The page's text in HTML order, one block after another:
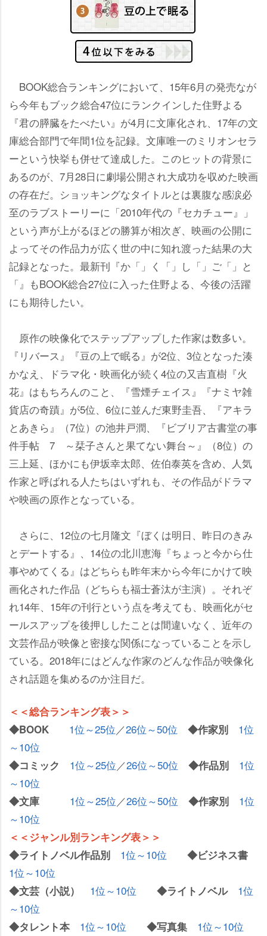
BOOK総合ランキングにおいて、15年6月の発売なが
ら今年もブック総合47位にランクインした住野よる
『君の膵臓をたべたい』が4月に文庫化され、17年の文
庫総合部門で年間1位を記録。文庫唯一のミリオンセラ
ーという快挙も併せて達成した。このヒットの背景に
あるのが、7月28日に劇場公開され大成功を収めた映画
の存在だ。ショッキングなタイトルとは裏腹な感涙必
至のラブストーリーに「2010年代の『セカチュー』」
という声が上がるほどの勝算が相次ぎ、映画の公開に
よってその作品力が広く世の中に知れ渡った結果の大
記録となった。最新刊『か「」く「」し「」ご「」と
「』もBOOK総合27位に入った住野よる、今後の活躍
にも期待したい。
原作の映像化でステップアップした作家は数多い。
『リバース』『豆の上で眠る』が2位、3位となった湊
かなえ、ドラマ化・映画化が続く4位の又吉直樹『火
花』はもちろんのこと、『雪煙チェイス』『ナミヤ雑
貨店の奇蹟』が5位、6位に並んだ東野圭吾、『アキラ
とあきら』（7位）の池井戸潤、『ビブリア古書堂の事
件手帖 7 ～栞子さんと果てない舞台～』（8位）の
三上延、ほかにも伊坂幸太郎、佐伯泰英を含め、人気
作家と呼ばれる人たちはいずれも、その作品がドラマ
映画の原作となっている。
さらに、12位の七月隆文『ぼくは明日、昨日のきみ
とデートする』、14位の北川恵海『ちょっと今から仕
事やめてくる』はどちらも昨年末から今年にかけて映
画化された作品（どちらも福士蒼汰が主演）。それぞ
れ14年、15年の刊行という点を考えても、映画化がセ
ールスアップを後押ししたことは間違いなく、近年の
文芸作品が映像と密接な関係になっていることを示し
ている。2018年にはどんな作家のどんな作品が映像化
され話題を集めるのか注目だ。
＜＜総合ランキング表＞＞
◆BOOK
1位～25位 ／26位～50位 ◆作家別
1位
～10位
◆コミック 1位～25位 ／26位～50位 ◆作品別
1位
～10位
◆文庫 1位～25位 ／26位～50位 ◆作家別
1位
～10位
＜＜ジャンル別ランキング表＞＞
◆ライトノベル作品別
1位～10位 ◆ビジネス書
1位～10位
◆文芸（小説） 1位～10位 ◆ライトノベル
1位
～10位
◆タレント本 1位～10位 ◆写真集 1位～10位